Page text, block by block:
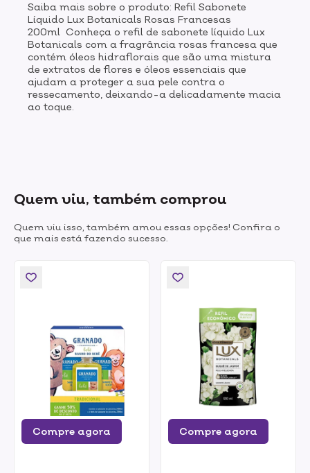
Saiba mais sobre o produto: Refil Sabonete
Líquido Lux Botanicals Rosas Francesas
200ml Conheça o refil de sabonete líquido Lux
Botanicals com a fragrância rosas francesa que
contém óleos hidraflorais que são uma mistura
de extratos de flores e óleos essenciais que
ajudam a proteger a sua pele contra o
ressecamento, deixando-a delicadamente macia
ao toque.
Quem viu, também comprou
Quem viu isso, também amou essas opções! Confira o
que mais está fazendo sucesso.
Compre agora Compre agora